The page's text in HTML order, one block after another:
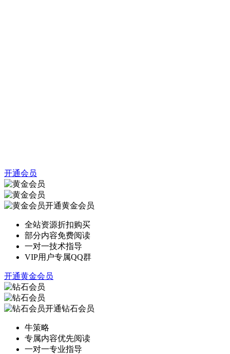
开通会员
开通黄金会员
全站资源折扣购买
部分内容免费阅读
一对一技术指导
VIP用户专属QQ群
开通黄金会员
开通钻石会员
牛策略
专属内容优先阅读
一对一专业指导